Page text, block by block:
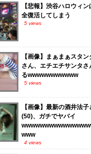
【悲報】渋谷ハロウィ
全復活してしまう
5 views
【画像】まぁまぁスタン
さん、エチエチサンタさ
るwwwwwwwwwww
5 views
【画像】最新の酒井法子
(50)、ガチでヤバイ
www
4 views